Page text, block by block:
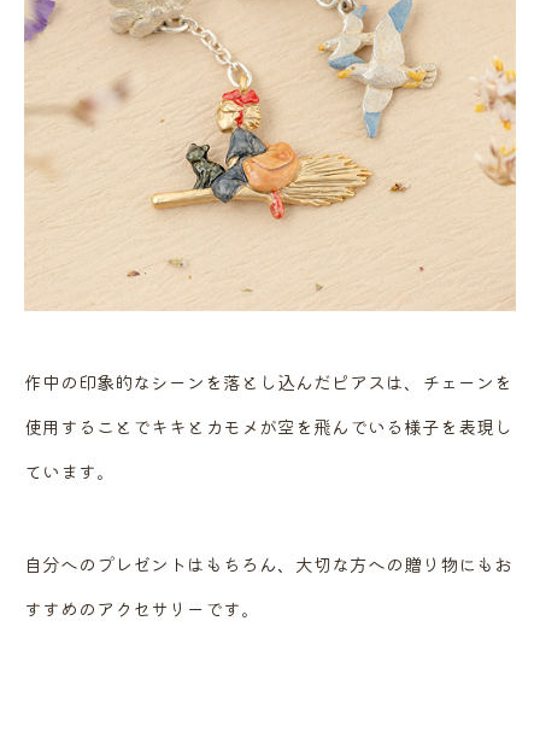
作中の印象的なシーンを落とし込んだピアスは、チェーンを
使用することでキキとカモメが空を飛んでいる様子を表現し
ています。
自分へのプレゼントはもちろん、大切な方への贈り物にもお
すすめのアクセサリーです。